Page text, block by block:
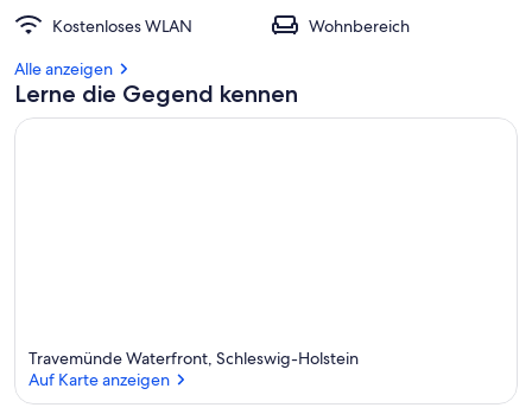
Kostenloses WLAN
Wohnbereich
Alle anzeigen
Lerne die Gegend kennen
Travemünde Waterfront, Schleswig-Holstein
Auf Karte anzeigen